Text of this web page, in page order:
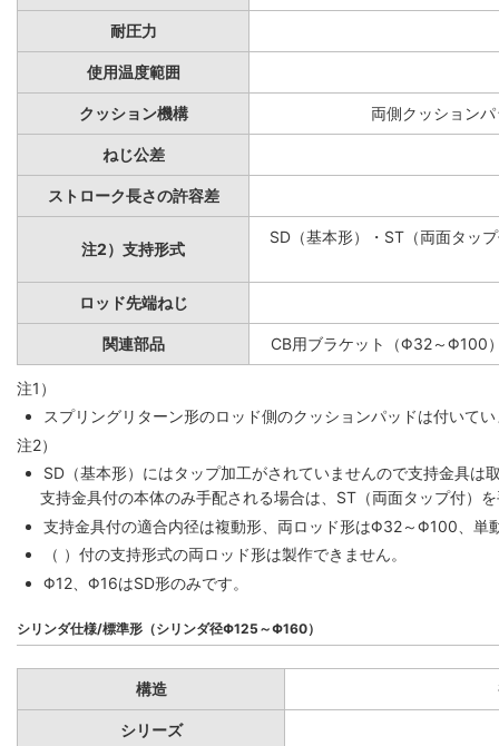
耐圧力
使用温度範囲
クッション機構 両側クッション
ねじ公差
ストローク長さの許容差
注2）支持形式
SD（基本形）・ST（両面タッ
ロッド先端ねじ
関連部品 CB用ブラケット（Φ32～Φ100
注1）
スプリングリターン形のロッド側のクッションパッドは付い
注2）
SD（基本形）にはタップ加工がされていませんので支持金具は
支持金具付の本体のみ手配される場合は、ST（両面タップ付）
支持金具付の適合内径は複動形、両ロッド形はΦ32～Φ100、
（ ）付の支持形式の両ロッド形は製作できません。
Φ12、Φ16はSD形のみです。
シリンダ仕様/標準形（シリンダ径Φ125～Φ160）
構造
シリーズ